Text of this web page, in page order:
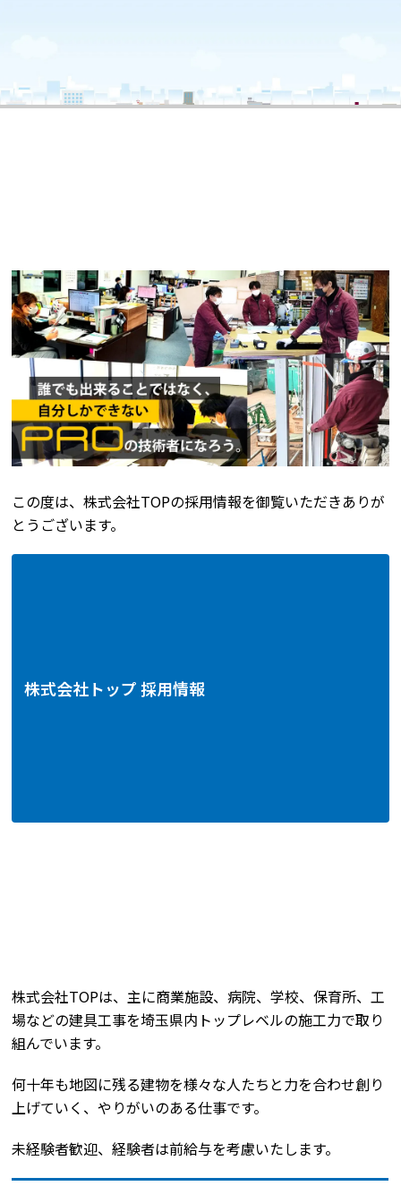
この度は、株式会社TOPの採用情報を御覧いただきありが
とうございます。
株式会社トップ 採用情報
株式会社TOPは、主に商業施設、病院、学校、保育所、工
場などの建具工事を埼玉県内トップレベルの施工力で取り
組んでいます。
何十年も地図に残る建物を様々な人たちと力を合わせ創り
上げていく、やりがいのある仕事です。
未経験者歓迎、経験者は前給与を考慮いたします。